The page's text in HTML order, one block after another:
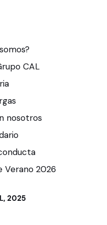
CAL
nosotros
Verano 2026
2025